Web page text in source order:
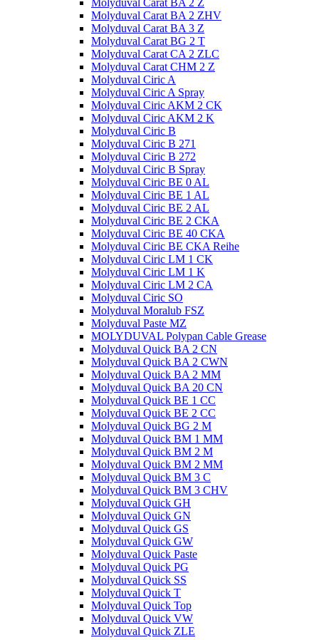
Molyduval Carat BA 2 Z
Molyduval Carat BA 2 ZHV
Molyduval Carat BA 3 Z
Molyduval Carat BG 2 T
Molyduval Carat CA 2 ZLC
Molyduval Carat CHM 2 Z
Molyduval Ciric A
Molyduval Ciric A Spray
Molyduval Ciric AKM 2 CK
Molyduval Ciric AKM 2 K
Molyduval Ciric B
Molyduval Ciric B 271
Molyduval Ciric B 272
Molyduval Ciric B Spray
Molyduval Ciric BE 0 AL
Molyduval Ciric BE 1 AL
Molyduval Ciric BE 2 AL
Molyduval Ciric BE 2 CKA
Molyduval Ciric BE 40 CKA
Molyduval Ciric BE CKA Reihe
Molyduval Ciric LM 1 CK
Molyduval Ciric LM 1 K
Molyduval Ciric LM 2 CA
Molyduval Ciric SO
Molyduval Moralub FSZ
Molyduval Paste MZ
MOLYDUVAL Polypan Cable Grease
Molyduval Quick BA 2 CN
Molyduval Quick BA 2 CWN
Molyduval Quick BA 2 MM
Molyduval Quick BA 20 CN
Molyduval Quick BE 1 CC
Molyduval Quick BE 2 CC
Molyduval Quick BG 2 M
Molyduval Quick BM 1 MM
Molyduval Quick BM 2 M
Molyduval Quick BM 2 MM
Molyduval Quick BM 3 C
Molyduval Quick BM 3 CHV
Molyduval Quick GH
Molyduval Quick GN
Molyduval Quick GS
Molyduval Quick GW
Molyduval Quick Paste
Molyduval Quick PG
Molyduval Quick SS
Molyduval Quick T
Molyduval Quick Top
Molyduval Quick VW
Molyduval Quick ZLE